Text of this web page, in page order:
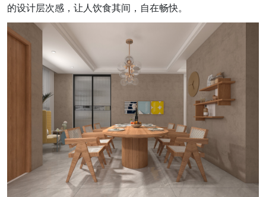
的设计层次感，让人饮食其间，自在畅快。